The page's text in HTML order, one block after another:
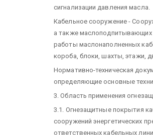
сигнализации давления масла.
Кабельное сооружение -
а также маслоподпитывающих
работы маслонаполненных
короба, блоки, шахты, этажи,
Нормативно-техническая
определяющие основные
3. Область применения
3.1. Огнезащитные покрытия
сооружений энергетических
ответственных кабельных